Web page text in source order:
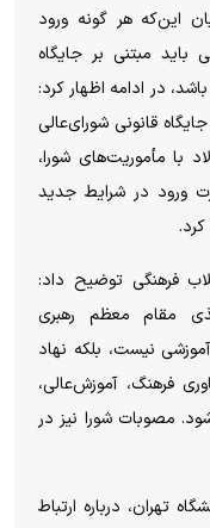
این‌که هر گونه ورود
مبتنی بر جایگاه
در ادامه اظهار کرد:
قانونی شورای‌عالی
با مأموریت‌های شورا،
ورود در شرایط جدید
فرهنگی توضیح داد:
مقام معظم رهبری
نیست، بلکه نهاد
فرهنگ، آموزش‌عالی،
مصوبات شورا نیز در
تهران، درباره ارتباط